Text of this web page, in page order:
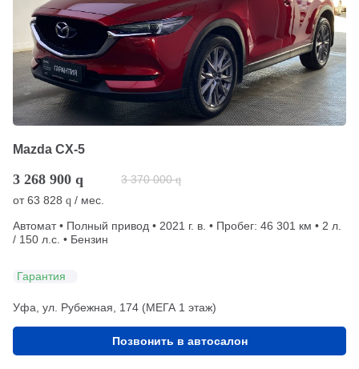
Mazda CX-5
3 268 900 q 3 370 000 q
от63 828 q / мес.
Автомат • Полный привод • 2021 г. в. • Пробег: 46 301 км • 2 л.
/ 150 л.с. • Бензин
Гарантия
Уфа, ул. Рубежная, 174 (МЕГА 1 этаж)
Позвонить в автосалон